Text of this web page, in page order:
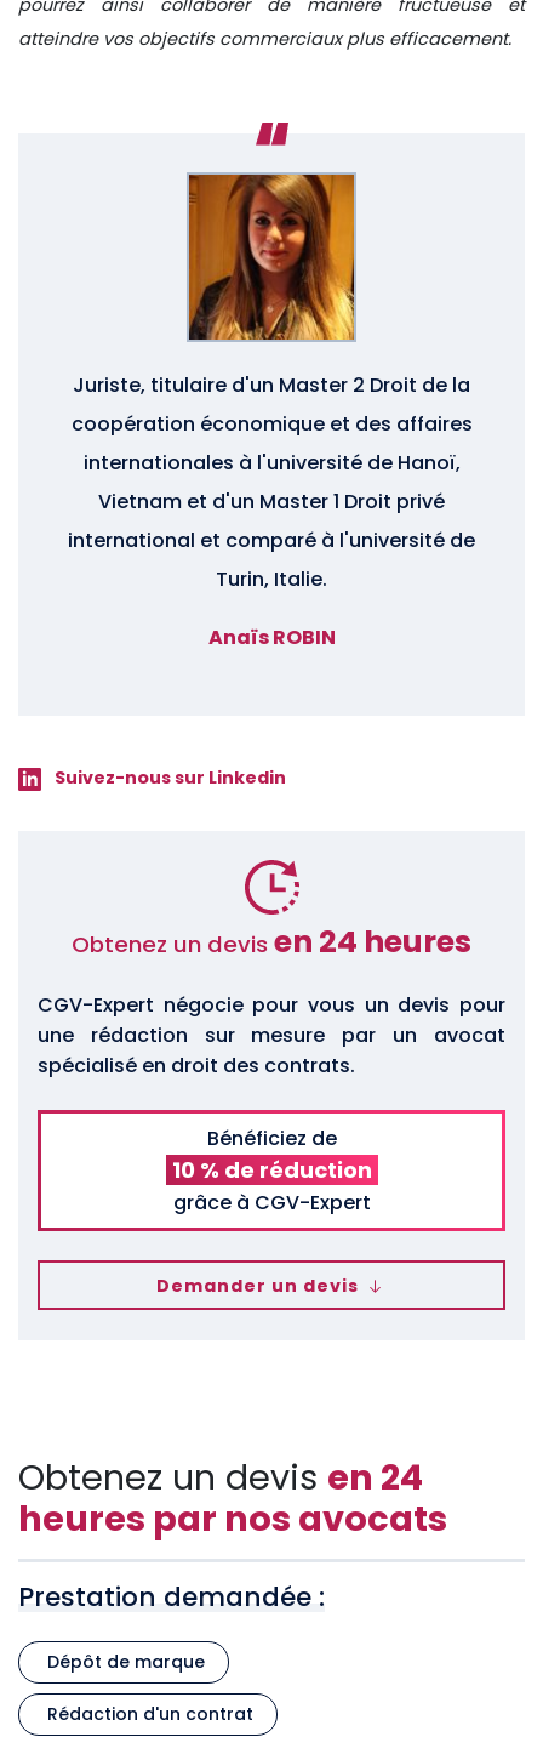
pourrez ainsi collaborer de manière fructueuse et
atteindre vos objectifs commerciaux plus efficacement.
Juriste, titulaire d'un Master 2 Droit de la
coopération économique et des affaires
internationales à l'université de Hanoï,
Vietnam et d'un Master 1 Droit privé
international et comparé à l'université de
Turin, Italie.
Anaïs ROBIN
Suivez-nous sur Linkedin
Obtenez un devis en 24 heures
CGV-Expert négocie pour vous un devis pour
une rédaction sur mesure par un avocat
spécialisé en droit des contrats.
Bénéficiez de
10 % de réduction
grâce à CGV-Expert
Demander un devis
Obtenez un devis en 24
heures par nos avocats
Prestation demandée :
Dépôt de marque
Rédaction d'un contrat